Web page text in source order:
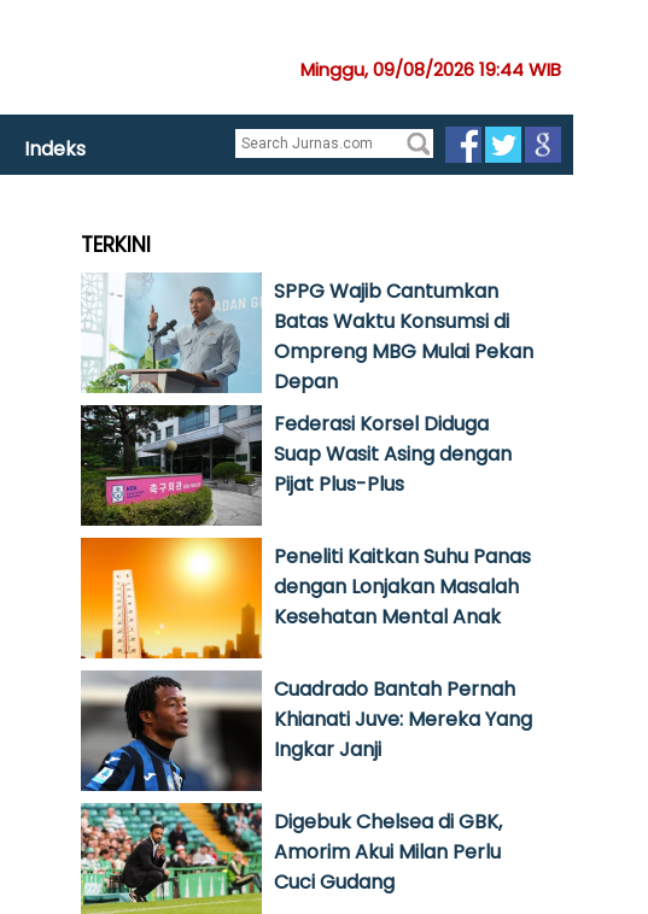
Minggu, 09/08/2026 19:44 WIB
Indeks
TERKINI
SPPG Wajib Cantumkan
Batas Waktu Konsumsi di
Ompreng MBG Mulai Pekan
Depan
Federasi Korsel Diduga
Suap Wasit Asing dengan
Pijat Plus-Plus
Peneliti Kaitkan Suhu Panas
dengan Lonjakan Masalah
Kesehatan Mental Anak
Cuadrado Bantah Pernah
Khianati Juve: Mereka Yang
Ingkar Janji
Digebuk Chelsea di GBK,
Amorim Akui Milan Perlu
Cuci Gudang